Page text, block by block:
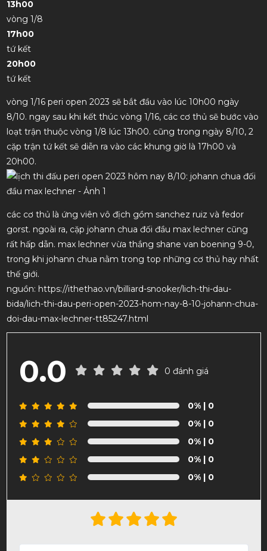
13h00
vòng 1/8
17h00
tứ kết
20h00
tứ kết
vòng 1/16 peri open 2023 sẽ bắt đầu vào lúc 10h00 ngày
8/10. ngay sau khi kết thúc vòng 1/16, các cơ thủ sẽ bước vào
loạt trận thuộc vòng 1/8 lúc 13h00. cũng trong ngày 8/10, 2
cặp trận tứ kết sẽ diễn ra vào các khung giờ là 17h00 và
20h00.
các cơ thủ là ứng viên vô địch gồm sanchez ruiz và fedor
gorst. ngoài ra, cặp johann chua đối đầu max lechner cũng
rất hấp dẫn. max lechner vừa thắng shane van boening 9-0,
trong khi johann chua nằm trong top những cơ thủ hay nhất
thế giới.
nguồn: https://ithethao.vn/billiard-snooker/lich-thi-dau-
bida/lich-thi-dau-peri-open-2023-hom-nay-8-10-johann-chua-
doi-dau-max-lechner-tt85247.html
0.0 0 đánh giá
0%| 0
0%| 0
0%| 0
0%| 0
0%| 0